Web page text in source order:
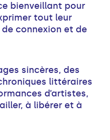
bienveillant pour
tout leur
connexion et de
sincères, des
littéraires
d’artistes,
à libérer et à